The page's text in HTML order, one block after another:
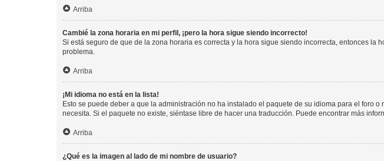
Arriba
Cambié la zona horaria en mi perfil, ¡pero la hora sigue siendo incorrecto!
Si está seguro de que de la zona horaria es correcta y la hora sigue siendo incorrecta, entonces
problema.
Arriba
¡Mi idioma no está en la lista!
Esto se puede deber a que la administración no ha instalado el paquete de su idioma para el foro
necesita. Si el paquete no existe, siéntase libre de hacer una traducción. Puede encontrar más
Arriba
¿Qué es la imagen al lado de mi nombre de usuario?